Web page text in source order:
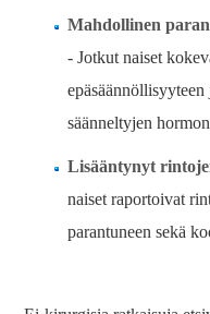
Mahdollinen
- Jotkut naiset
säänneltyjen
Lisääntynyt
naiset raportoivat
parantuneen sekä